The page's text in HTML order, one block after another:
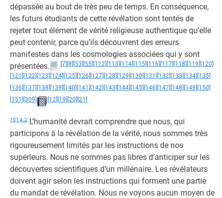
dépassée au bout de très peu de temps. En conséquence,
les futurs étudiants de cette révélation sont tentés de
rejeter tout élément de vérité religieuse authentique qu’elle
peut contenir, parce qu’ils découvrent des erreurs
manifestes dans les cosmologies associées qui y sont
présentées.
[7] [8] [53] [55] [112] [113] [114] [115] [116] [117] [118] [119] [120]
[121]
[122] [123] [124] [125] [126] [127] [128] [129] [130] [131] [132] [133] [134] [135]
[136] [137] [138] [139] [140] [141] [142] [143] [144] [145] [146] [147] [148] [149] [150]
[151]
[309] [12] [19] [20] [21]
101:4.2 L’humanité devrait comprendre que nous, qui
participons à la révélation de la vérité, nous sommes très
rigoureusement limités par les instructions de nos
supérieurs. Nous ne sommes pas libres d’anticiper sur les
découvertes scientifiques d’un millénaire. Les révélateurs
doivent agir selon les instructions qui forment une partie
du mandat de révélation. Nous ne voyons aucun moyen de